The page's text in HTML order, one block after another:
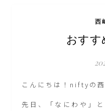
西
おすす
こんにちは！niftyの西
先日、「なにわや」